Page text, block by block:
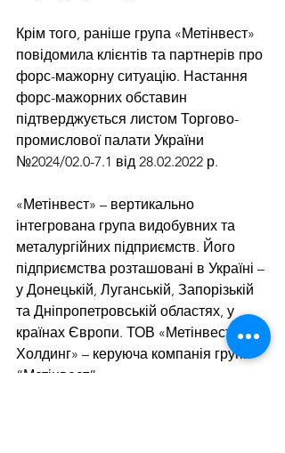
Крім того, раніше група «Метінвест»
повідомила клієнтів та партнерів про
форс-мажорну ситуацію. Настання
форс-мажорних обставин
підтверджується листом Торгово-
промислової палати України
№2024/02.0-7.1 від 28.02.2022 р.
«Метінвест» – вертикально
інтегрована група видобувних та
металургійних підприємств. Його
підприємства розташовані в Україні –
у Донецькій, Луганській, Запорізькій
та Дніпропетровській областях, у
країнах Європи. ТОВ «Метінвест
Холдинг» – керуюча компанія групи
“Метінвест”.